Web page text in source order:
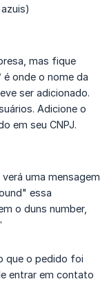
mas fique
é onde o nome da
ser adicionado.
Adicione o
em seu CNPJ.
uma mensagem
essa
o duns number,
que o pedido foi
entrar em contato